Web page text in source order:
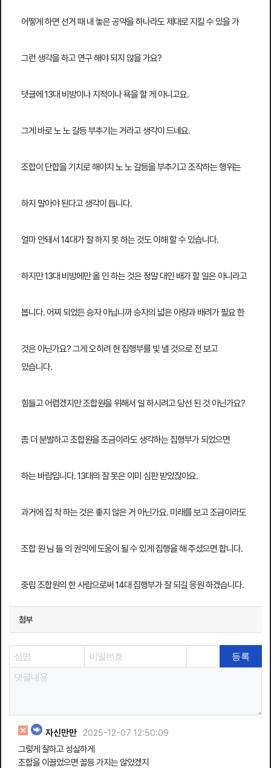
어떻게 하면 선거 때 내 놓은 공약을 하나라도 제대로 지킬 수 있을 가
그런 생각을 하고 연구 해야 되지 않을 가요?
댓글에 13대 비방이나 지적이나 욕을 할 게 아니고요.
그게 바로 노 노 갈등 부추기는 거라고 생각이 드네요.
조합이 단합을 기치로 해야지 노 노 갈등을 부추기고 조작하는 행위는
하지 말아야 된다고 생각이 듭니다.
얼마 안돼서 14대가 잘 하지 못 하는 것도 이해 할 수 있습니다.
하지만 13대 비방에만 올 인 하는 것은 정말 대인 배가 할 일은 아니라고
봅니다. 어찌 되었든 승자 아닙니까 승자의 넓은 아량과 배려가 필요 한
것은 아닌가요? 그게 오히려 현 집행부를 빛 낼 것으로 전 보고
있습니다.
힘들고 어렵겠지만 조합원을 위해서 일 하시려고 당선 된 것 아닌가요?
좀 더 분발하고 조합원을 조금이라도 생각하는 집행부가 되었으면
하는 바람입니다. 13대의 잘 못은 이미 심판 받았잖아요.
과거에 집 착 하는 것은 좋지 않은 거 아닌가요. 미래를 보고 조금이라도
조합 원 님 들 의 권익에 도움이 될 수 있게 집행을 해 주셨으면 합니다.
중립 조합원의 한 사람으로써 14대 집행부가 잘 되길 응원 하겠습니다.
첨부
자신만만
2025-12-07 12:50:09
그렇게 잘하고 성실하게
조합을 이끌었으면 꼴등 가지는 않았겠지